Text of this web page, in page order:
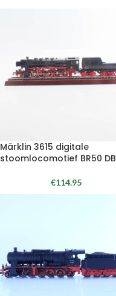
Märklin 3615 digitale
stoomlocomotief BR50 DB
€114.95